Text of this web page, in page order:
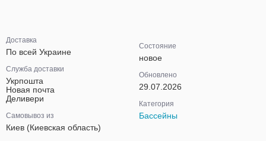
Доставка
По всей Украине
Служба доставки
Укрпошта
Новая почта
Деливери
Самовывоз из
Киев (Киевская область)
Состояние
новое
Обновлено
29.07.2026
Категория
Бассейны